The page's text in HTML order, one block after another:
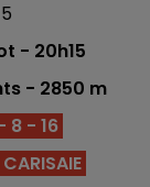
- 20h15
- 2850 m
8 - 16